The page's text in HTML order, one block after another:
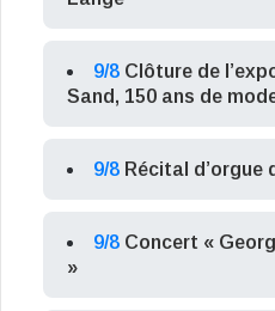
9/8 Clôture de
Sand, 150 ans de
9/8 Récital d’orgue
9/8 Concert «
»